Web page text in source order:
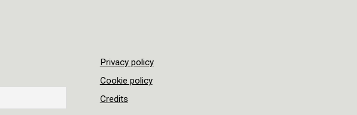
Privacy policy
Cookie policy
Credits